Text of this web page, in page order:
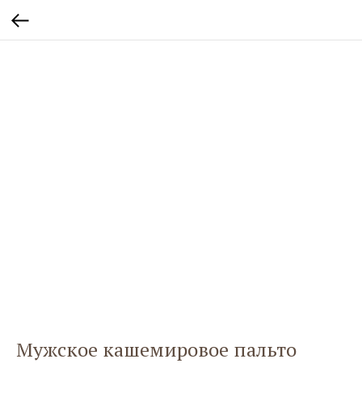
Мужское кашемировое пальто